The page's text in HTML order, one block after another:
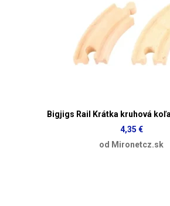
Bigjigs Rail Krátka kruhová
4,35 €
od Mironetcz.sk